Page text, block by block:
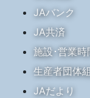
JAバンク
JA共済
施設･営業時
生産者団体
JAだより